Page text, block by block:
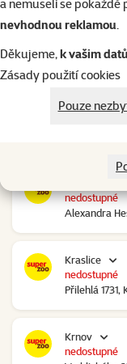
a nemuseli se pokaždé
nevhodnou reklamou.
Děkujeme,k vašim
Zásady použití cookies
Pouze
Kolín Ovčáry
Ovčáry 304,
Kozomín
Alexandra
nedostupné
Kraslice
Přilehlá 1731,
nedostupné
Krnov
nedostupné